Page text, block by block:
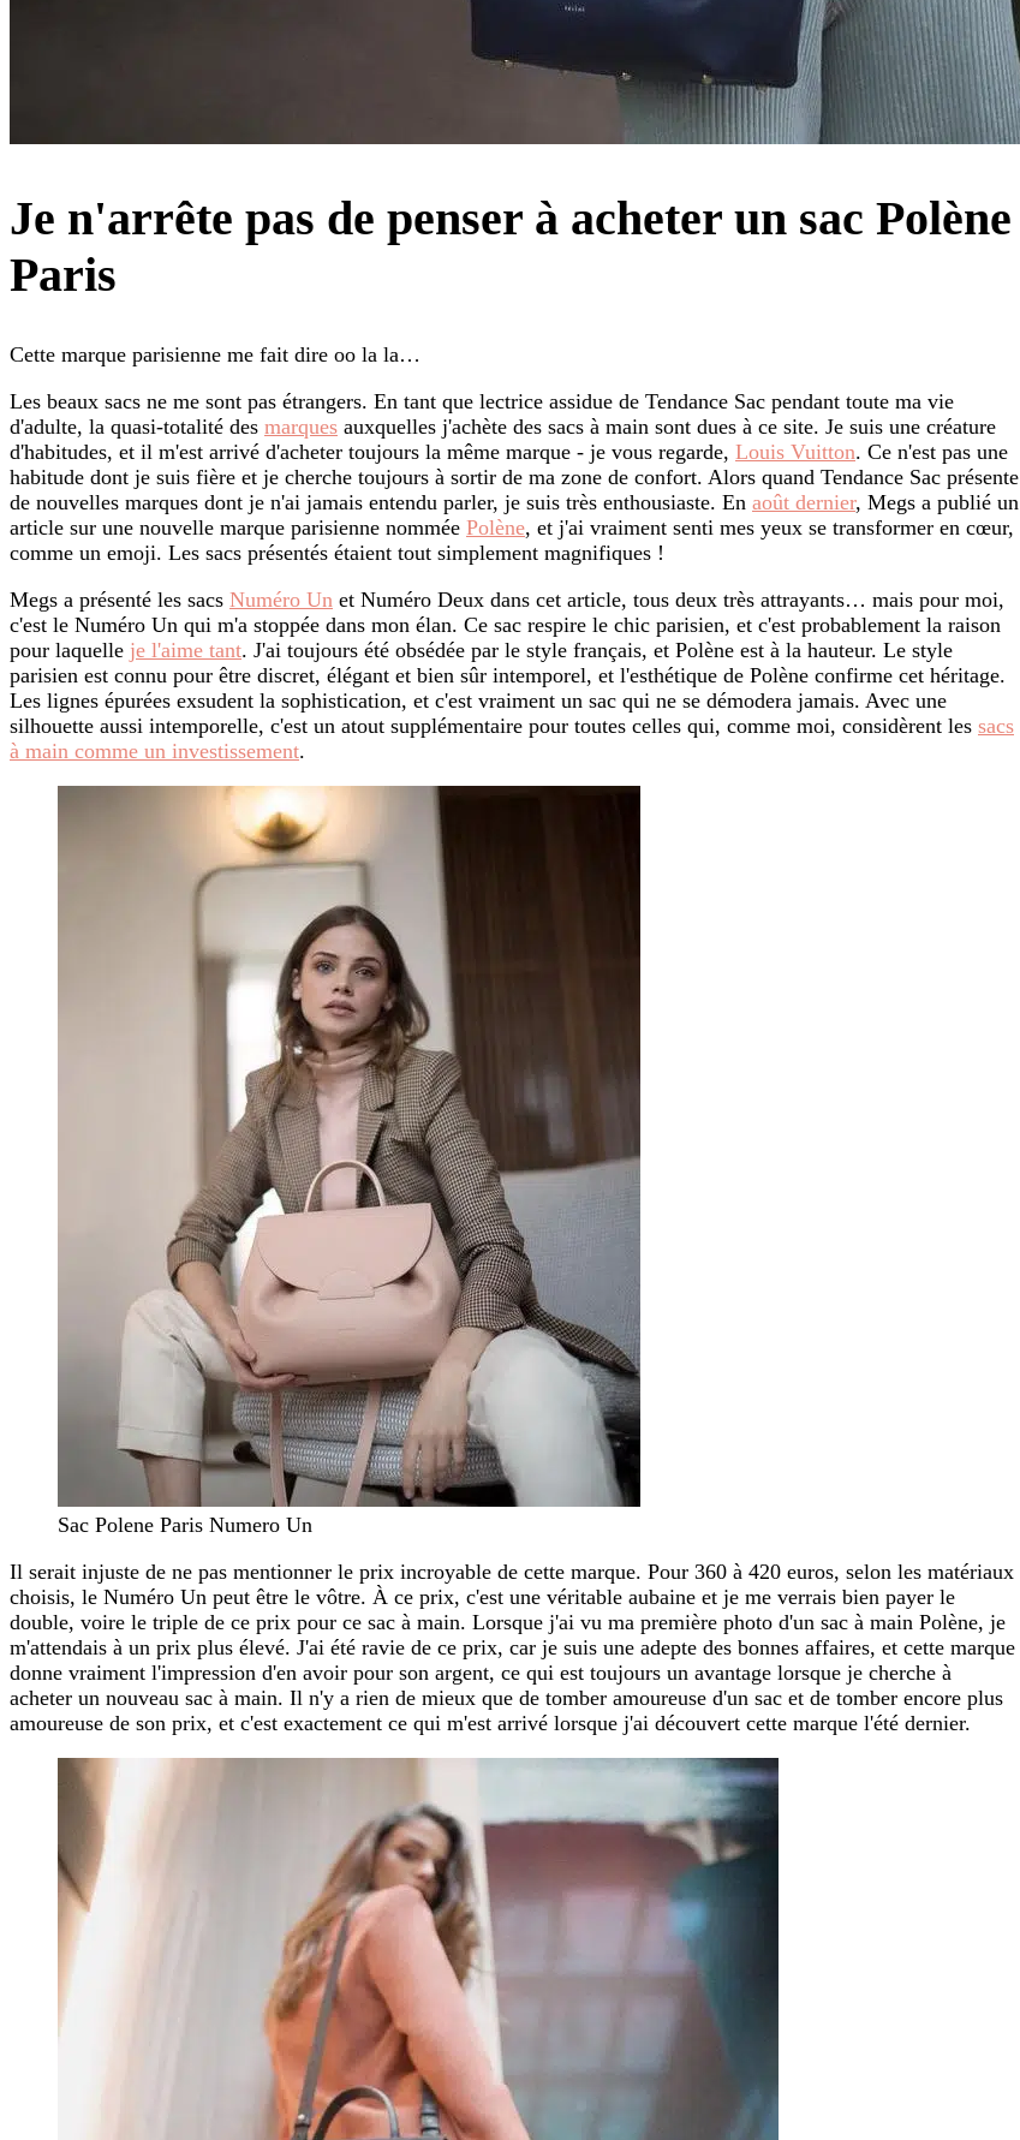
Je n'arrête pas de penser à acheter un sac Polène
Paris
Cette marque parisienne me fait dire oo la la…
Les beaux sacs ne me sont pas étrangers. En tant que lectrice assidue de Tendance Sac pendant toute ma vie
d'adulte, la quasi-totalité des marques auxquelles j'achète des sacs à main sont dues à ce site. Je suis une créature
d'habitudes, et il m'est arrivé d'acheter toujours la même marque - je vous regarde, Louis Vuitton. Ce n'est pas une
habitude dont je suis fière et je cherche toujours à sortir de ma zone de confort. Alors quand Tendance Sac présente
de nouvelles marques dont je n'ai jamais entendu parler, je suis très enthousiaste. En août dernier, Megs a publié un
article sur une nouvelle marque parisienne nommée Polène, et j'ai vraiment senti mes yeux se transformer en cœur,
comme un emoji. Les sacs présentés étaient tout simplement magnifiques !
Megs a présenté les sacs Numéro Un et Numéro Deux dans cet article, tous deux très attrayants… mais pour moi,
c'est le Numéro Un qui m'a stoppée dans mon élan. Ce sac respire le chic parisien, et c'est probablement la raison
pour laquelle je l'aime tant. J'ai toujours été obsédée par le style français, et Polène est à la hauteur. Le style
parisien est connu pour être discret, élégant et bien sûr intemporel, et l'esthétique de Polène confirme cet héritage.
Les lignes épurées exsudent la sophistication, et c'est vraiment un sac qui ne se démodera jamais. Avec une
silhouette aussi intemporelle, c'est un atout supplémentaire pour toutes celles qui, comme moi, considèrent les sacs
à main comme un investissement.
Sac Polene Paris Numero Un
Il serait injuste de ne pas mentionner le prix incroyable de cette marque. Pour 360 à 420 euros, selon les matériaux
choisis, le Numéro Un peut être le vôtre. À ce prix, c'est une véritable aubaine et je me verrais bien payer le
double, voire le triple de ce prix pour ce sac à main. Lorsque j'ai vu ma première photo d'un sac à main Polène, je
m'attendais à un prix plus élevé. J'ai été ravie de ce prix, car je suis une adepte des bonnes affaires, et cette marque
donne vraiment l'impression d'en avoir pour son argent, ce qui est toujours un avantage lorsque je cherche à
acheter un nouveau sac à main. Il n'y a rien de mieux que de tomber amoureuse d'un sac et de tomber encore plus
amoureuse de son prix, et c'est exactement ce qui m'est arrivé lorsque j'ai découvert cette marque l'été dernier.